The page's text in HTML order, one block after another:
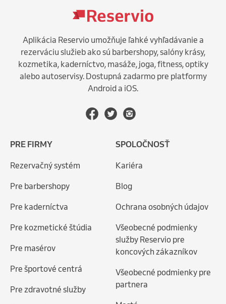
Aplikácia Reservio umožňuje ľahké vyhľadávanie a
rezerváciu služieb ako sú barbershopy, salóny krásy,
kozmetika, kaderníctvo, masáže, joga, fitness, optiky
alebo autoservisy. Dostupná zadarmo pre platformy
Android a iOS.
PRE FIRMY
Rezervačný systém
Pre barbershopy
Pre kaderníctva
Pre kozmetické štúdia
Pre masérov
Pre športové centrá
Pre zdravotné služby
SPOLOČNOSŤ
Kariéra
Blog
Ochrana osobných údajov
Všeobecné podmienky
služby Reservio pre
koncových zákazníkov
Všeobecné podmienky pre
partnera